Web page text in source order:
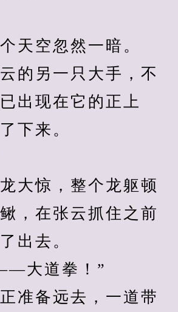
空忽然一暗。
另一只大手，不
出现在它的正上
下来。
惊，整个龙躯顿
，在张云抓住之前
出去。
道拳！”
备远去，一道带